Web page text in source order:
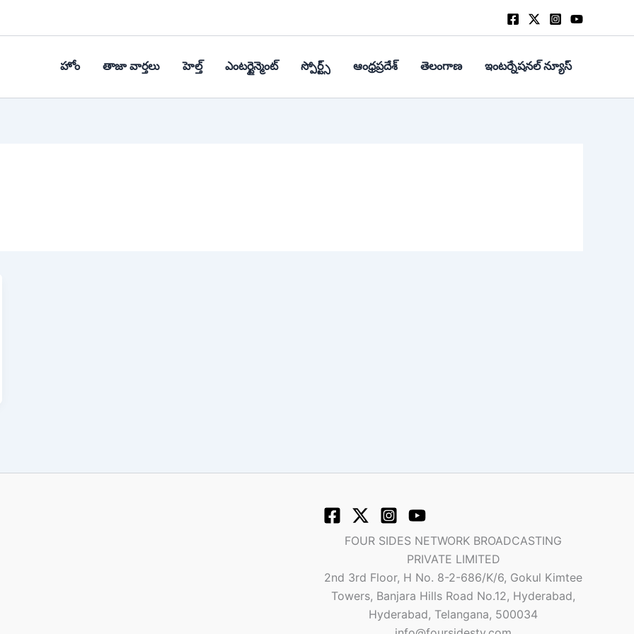
హోం తాజా వార్తలు హెల్త్‌ ఎంటర్టైన్మెంట్ స్పోర్ట్స్ ఆంధ్రప్రదేశ్ తెలంగాణ ఇంటర్నేషనల్ న్యూస్
FOUR SIDES NETWORK BROADCASTING
PRIVATE LIMITED
2nd 3rd Floor, H No. 8-2-686/K/6, Gokul Kimtee
Towers, Banjara Hills Road No.12, Hyderabad,
Hyderabad, Telangana, 500034